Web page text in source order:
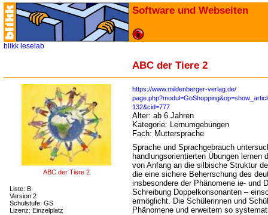
Software und Webseiten
blikk leselab
ABC der Tiere 2
ABC der Tiere 2
Liste: B
Version 2
Schulstufe: GS
Lizenz: Einzelplatz
https://www.mildenberger-verlag.de/
132&cid=777
Alter: ab 6 Jahren
Kategorie: Lernumgebungen
Fach: Muttersprache
Sprache und Sprachgebrauch
handlungsorientierten Übungen lernen
von Anfang an die silbische Struktur
die eine sichere Beherrschung des
insbesondere der Phänomene ie- und
Schreibung Doppelkonsonanten –
ermöglicht. Die Schülerinnen und
Phänomene und erweitern so